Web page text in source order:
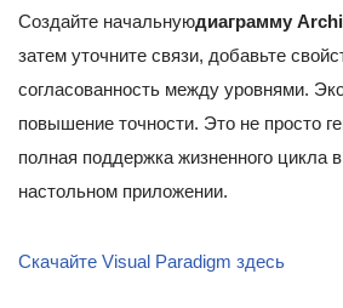
Создайте начальнуюдиаграмму
затем уточните связи, добавьте
согласованность между уровнями.
повышение точности. Это не просто
полная поддержка жизненного цикла
настольном приложении.
Скачайте Visual Paradigm здесь